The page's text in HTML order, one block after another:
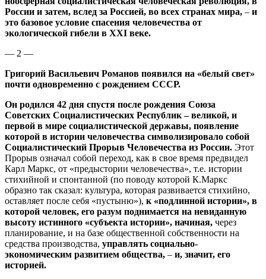
России и затем, вслед за Россией, во всех странах мира, – и
это базовое условие спасения человечества от
экологической гибели в XXI веке.
— 2 —
Григорий Васильевич Романов появился на «белый свет»
почти одновременно с рождением СССР.
Он родился 42 дня спустя после рождения Союза
Советских Социалистических Республик – великой, и
первой в мире социалистической державы, появление
которой в истории человечества символизировало собой
Социалистический Прорыв Человечества из России. Этот
Прорыв означал собой переход, как в свое время предвидел
Карл Маркс, от «предыстории человечества», т.е. истории
стихийной и спонтанной (по поводу которой К.Маркс
образно так сказал: культура, которая развивается стихийно,
оставляет после себя «пустыню»), к «подлинной истории», в
которой человек, его разум поднимается на невиданную
высоту истинного «субъекта истории», начиная, через
планирование, и на базе общественной собственности на
средства производства, управлять социально-
экономическим развитием общества, – и, значит, его
историей.